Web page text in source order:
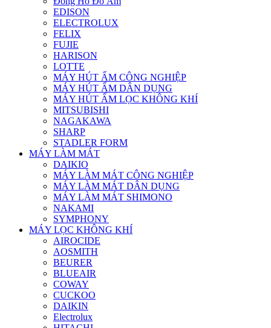
EDISON
ELECTROLUX
FELIX
FUJIE
HARISON
LOTTE
MÁY HÚT ẨM CÔNG NGHIỆP
MÁY HÚT ẨM DÂN DỤNG
MÁY HÚT ẨM LỌC KHÔNG KHÍ
MITSUBISHI
NAGAKAWA
SHARP
STADLER FORM
MÁY LÀM MÁT
DAIKIO
MÁY LÀM MÁT CÔNG NGHIỆP
MÁY LÀM MÁT DÂN DỤNG
MÁY LÀM MÁT SHIMONO
NAKAMI
SYMPHONY
MÁY LỌC KHÔNG KHÍ
AIROCIDE
AOSMITH
BEURER
BLUEAIR
COWAY
CUCKOO
DAIKIN
Electrolux